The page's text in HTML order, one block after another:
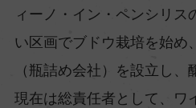
ィーノ・イン・ペンシリス
い区画でブドウ栽培を始め
（瓶詰め会社）を設立し、
現在は総責任者として、ワ